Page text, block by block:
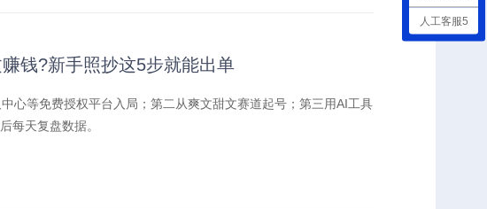
钱?新手照抄这5步就能出单
心等免费授权平台入局；第二从爽文甜文赛道起号；第三用AI工具
每天复盘数据。
人工客服5